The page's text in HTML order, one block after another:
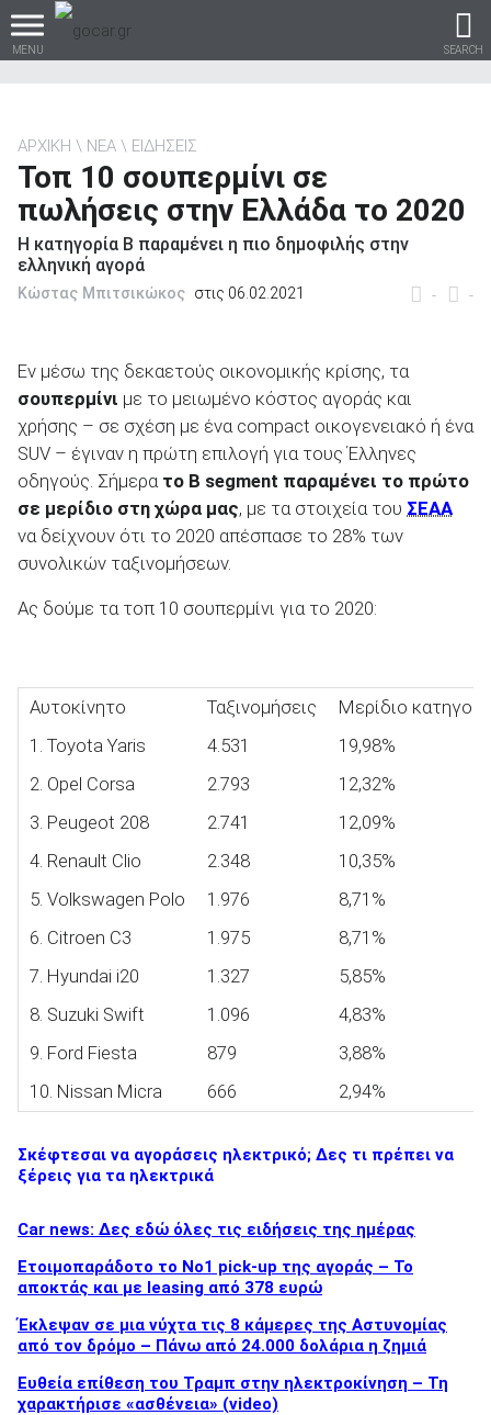
MENU SEARCH
Βρες τα πάντα για το
αυτοκίνητο!
Καινούρια
ΑΝΑΖΗΤΗΣΗ
Μεταχειρισμένα
Επιχειρήσεις
ΑΝΑΖΗΤΗΣΗ
ΑΡΧΙΚΗ ΝΕΑ ΕΙΔΗΣΕΙΣ
Τοπ 10 σουπερμίνι σε
πωλήσεις στην Ελλάδα το 2020
Η κατηγορία Β παραμένει η πιο δημοφιλής στην
ελληνική αγορά
- -
Κώστας Μπιτσικώκος στις 06.02.2021
Εν μέσω της δεκαετούς οικονομικής κρίσης, τα
σουπερμίνι με το μειωμένο κόστος αγοράς και
χρήσης – σε σχέση με ένα compact οικογενειακό ή ένα
SUV – έγιναν η πρώτη επιλογή για τους Έλληνες
οδηγούς. Σήμερα το B segment παραμένει το πρώτο
σε μερίδιο στη χώρα μας, με τα στοιχεία του ΣΕΑΑ
να δείχνουν ότι το 2020 απέσπασε το 28% των
συνολικών ταξινομήσεων.
Ας δούμε τα τοπ 10 σουπερμίνι για το 2020:
Αυτοκίνητο Ταξινομήσεις
Μερίδιο
1. Toyota Yaris
4.531
19,98%
2. Opel Corsa
2.793
12,32%
3. Peugeot 208
2.741
12,09%
4. Renault Clio
2.348
10,35%
5. Volkswagen Polo
1.976
8,71%
6. Citroen C3
1.975
8,71%
7. Hyundai i20
1.327
5,85%
8. Suzuki Swift
1.096
4,83%
9. Ford Fiesta
879
3,88%
10. Nissan Micra
666 2,94%
Σκέφτεσαι να αγοράσεις ηλεκτρικό; Δες τι πρέπει να
ξέρεις για τα ηλεκτρικά
Car news: Δες εδώ όλες τις ειδήσεις της ημέρας
Ετοιμοπαράδοτο το Νο1 pick-up της αγοράς – Το
αποκτάς και με leasing από 378 ευρώ
Έκλεψαν σε μια νύχτα τις 8 κάμερες της Αστυνομίας
από τον δρόμο – Πάνω από 24.000 δολάρια η ζημιά
Ευθεία επίθεση του Τραμπ στην ηλεκτροκίνηση – Τη
χαρακτήρισε «ασθένεια» (video)